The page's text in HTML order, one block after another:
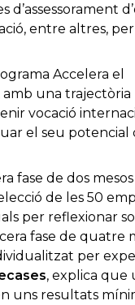
entre altres, per
Accelera el
amb una trajectòria
vocació
el seu potencial
fase de dos
de les 50
per reflexionar
fase de quatre
per
, explica que
uns resultats